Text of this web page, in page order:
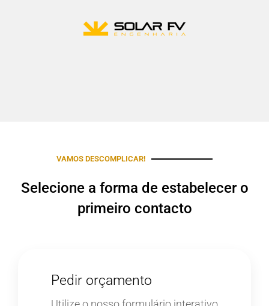
VAMOS DESCOMPLICAR!
Selecione a forma de estabelecer o
primeiro contacto
Pedir orçamento